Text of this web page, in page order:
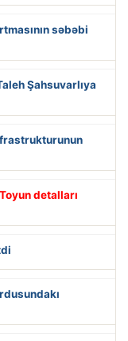
səbəbi
Şahsuvarlıya
detalları